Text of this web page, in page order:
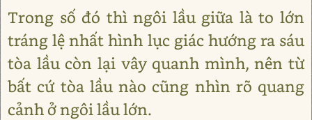
Trong số đó thì ngôi lầu giữa là to lớn
tráng lệ nhất hình lục giác hướng ra sáu
tòa lầu còn lại vây quanh mình, nên từ
bất cứ tòa lầu nào cũng nhìn rõ quang
cảnh ở ngôi lầu lớn.